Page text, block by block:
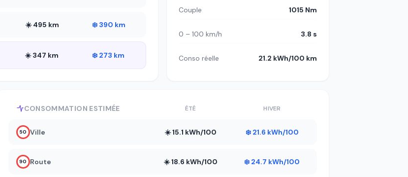
☀️ 495 km ❄️ 390 km
☀️ 347 km ❄️ 273 km
Couple 1015 Nm
0 – 100 km/h 3.8 s
Conso réelle 21.2 kWh/100 km
CONSOMMATION ESTIMÉE ÉTÉ HIVER
50 Ville ☀️ 15.1 kWh/100 ❄️ 21.6 kWh/100
90 Route ☀️ 18.6 kWh/100 ❄️ 24.7 kWh/100